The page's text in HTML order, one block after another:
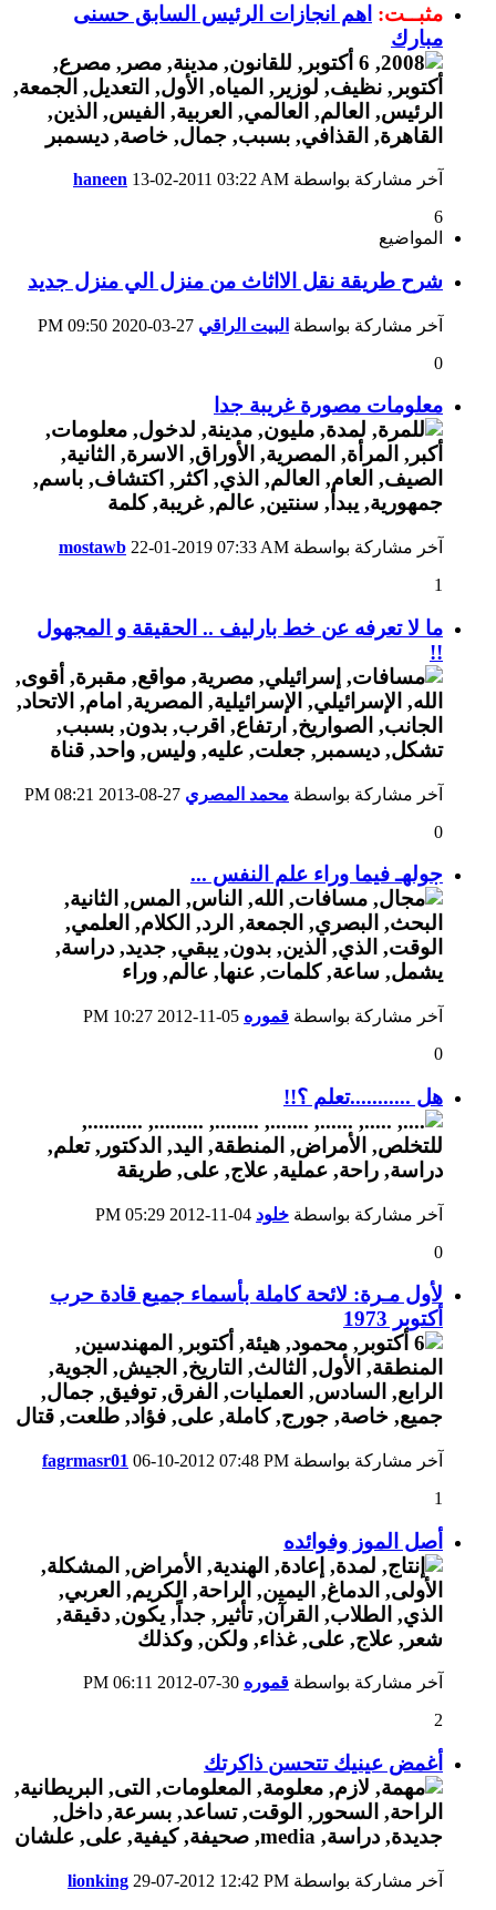
مثبــت: اهم انجازات الرئيس السابق حسنى
مبارك
آخر مشاركة بواسطة haneen 13-02-2011 03:22 AM
6
المواضيع
شرح طريقة نقل الااثاث من منزل الي منزل جديد
آخر مشاركة بواسطة البيت الراقي
09:50 PM
0
معلومات مصورة غريبة جدا
آخر مشاركة بواسطة mostawb 22-01-2019 07:33 AM
1
ما لا تعرفه عن خط بارليف .. الحقيقة و المجهول
!!
آخر مشاركة بواسطة محمد المصري
08:21 PM
0
جولهـ فيما وراء علم النفس ...
آخر مشاركة بواسطة قموره
10:27 PM
0
هل ...........تعلم ؟!!
آخر مشاركة بواسطة خلود
05:29 PM
0
لأول مـرة: لائحة كاملة بأسماء جميع قادة حرب
أكتوبر 1973
آخر مشاركة بواسطة fagrmasr01 06-10-2012 07:48 PM
1
أصل الموز وفوائده
آخر مشاركة بواسطة قموره
06:11 PM
2
أغمض عينيك تتحسن ذاكرتك
آخر مشاركة بواسطة lionking 29-07-2012 12:42 PM